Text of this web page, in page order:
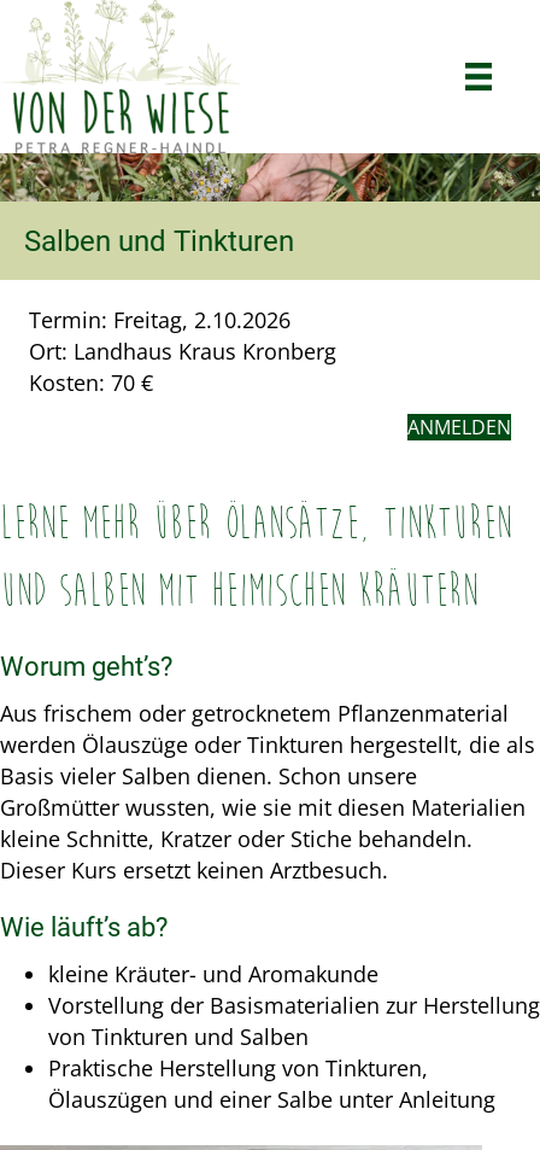
Salben und Tinkturen
Termin: Freitag, 2.10.2026
Ort: Landhaus Kraus Kronberg
Kosten: 70 €
ANMELDEN
Lerne mehr über Ölansätze, Tinkturen
und Salben mit heimischen Kräutern
Worum geht’s?
Aus frischem oder getrocknetem Pflanzenmaterial
werden Ölauszüge oder Tinkturen hergestellt, die als
Basis vieler Salben dienen. Schon unsere
Großmütter wussten, wie sie mit diesen Materialien
kleine Schnitte, Kratzer oder Stiche behandeln.
Dieser Kurs ersetzt keinen Arztbesuch.
Wie läuft’s ab?
kleine Kräuter- und Aromakunde
Vorstellung der Basismaterialien zur Herstellung
von Tinkturen und Salben
Praktische Herstellung von Tinkturen,
Ölauszügen und einer Salbe unter Anleitung